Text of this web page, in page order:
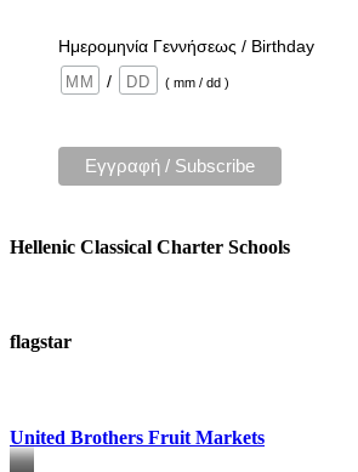
Ημερομηνία Γεννήσεως / Birthday
/
( mm / dd )
Hellenic Classical Charter Schools
flagstar
United Brothers Fruit Markets